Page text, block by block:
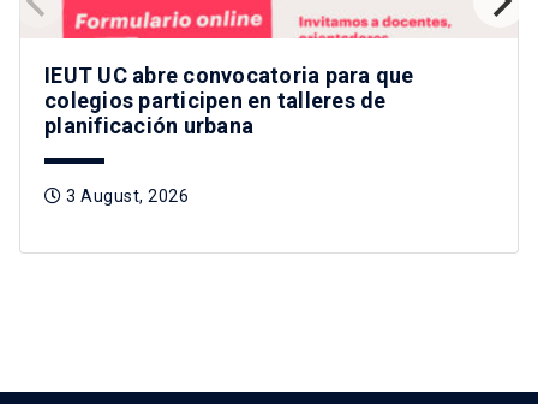
IEUT UC abre convocatoria para que
colegios participen en talleres de
planificación urbana
3 August, 2026